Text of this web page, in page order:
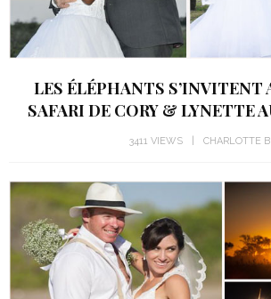
LES ÉLÉPHANTS S’INVITENT
SAFARI DE CORY & LYNETTE
3411 VIEWS CHARLOTTE B